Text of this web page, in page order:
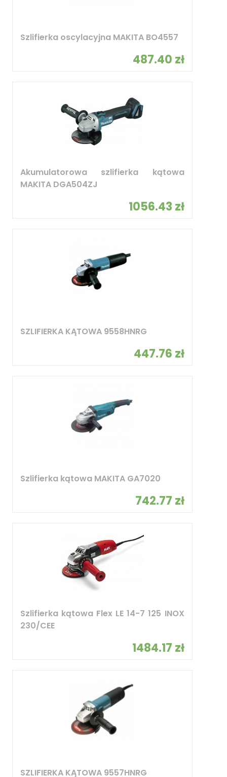
Szlifierka oscylacyjna MAKITA BO4557
487.40 zł
Akumulatorowa szlifierka kątowa
MAKITA DGA504ZJ
1056.43 zł
SZLIFIERKA KĄTOWA 9558HNRG
447.76 zł
Szlifierka kątowa MAKITA GA7020
742.77 zł
Szlifierka kątowa Flex LE 14-7 125 INOX
230/CEE
1484.17 zł
SZLIFIERKA KĄTOWA 9557HNRG